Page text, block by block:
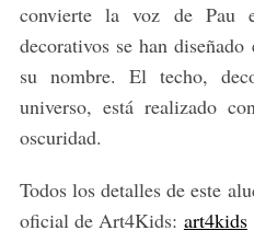
convierte la voz de Pau
decorativos se han
su nombre. El techo,
universo, está realizado
oscuridad.
Todos los detalles de este
oficial de Art4Kids: art4kids